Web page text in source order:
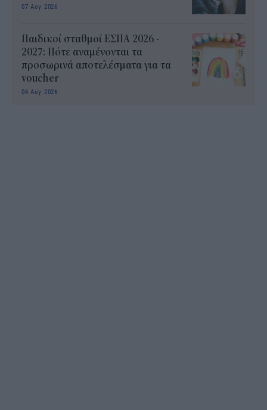
07 Αυγ 2026
Παιδικοί σταθμοί ΕΣΠΑ 2026 -
2027: Πότε αναμένονται τα
προσωρινά αποτελέσματα για τα
voucher
06 Αυγ 2026